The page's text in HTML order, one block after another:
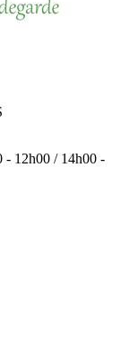
- 12h00 / 14h00 -